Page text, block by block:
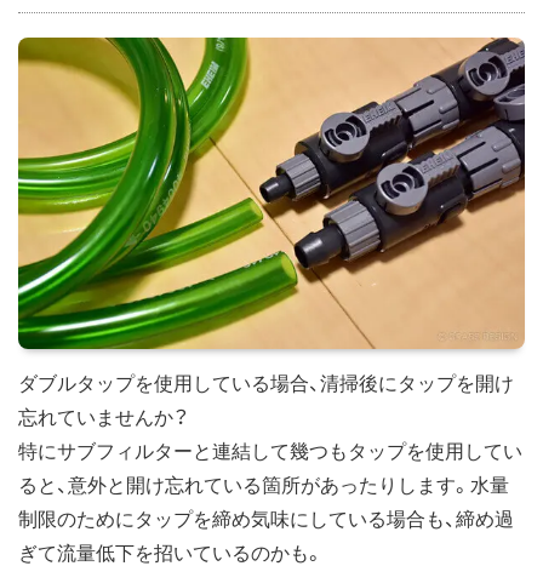
ダブルタップを使用している場合、清掃後にタップを開け
忘れていませんか？
特にサブフィルターと連結して幾つもタップを使用してい
ると、意外と開け忘れている箇所があったりします。水量
制限のためにタップを締め気味にしている場合も、締め過
ぎて流量低下を招いているのかも。